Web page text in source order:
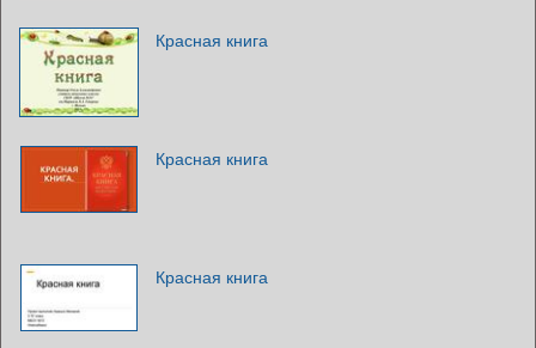
Красная книга
Красная книга
Красная книга